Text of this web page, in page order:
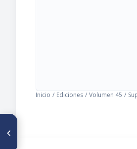
Inicio / Ediciones / Volumen 45 /